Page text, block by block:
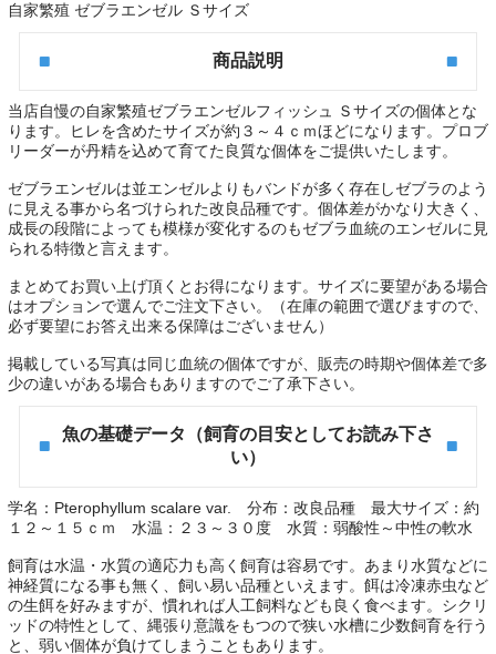
自家繁殖 ゼブラエンゼル Ｓサイズ
商品説明
当店自慢の自家繁殖ゼブラエンゼルフィッシュ Ｓサイズの個体とな
ります。ヒレを含めたサイズが約３～４ｃｍほどになります。プロブ
リーダーが丹精を込めて育てた良質な個体をご提供いたします。
ゼブラエンゼルは並エンゼルよりもバンドが多く存在しゼブラのよう
に見える事から名づけられた改良品種です。個体差がかなり大きく、
成長の段階によっても模様が変化するのもゼブラ血統のエンゼルに見
られる特徴と言えます。
まとめてお買い上げ頂くとお得になります。サイズに要望がある場合
はオプションで選んでご注文下さい。（在庫の範囲で選びますので、
必ず要望にお答え出来る保障はございません）
掲載している写真は同じ血統の個体ですが、販売の時期や個体差で多
少の違いがある場合もありますのでご了承下さい。
魚の基礎データ（飼育の目安としてお読み下さ
い）
学名：Pterophyllum scalare var. 分布：改良品種 最大サイズ：約
１２～１５ｃｍ 水温：２３～３０度 水質：弱酸性～中性の軟水
飼育は水温・水質の適応力も高く飼育は容易です。あまり水質などに
神経質になる事も無く、飼い易い品種といえます。餌は冷凍赤虫など
の生餌を好みますが、慣れれば人工飼料なども良く食べます。シクリ
ッドの特性として、縄張り意識をもつので狭い水槽に少数飼育を行う
と、弱い個体が負けてしまうこともあります。